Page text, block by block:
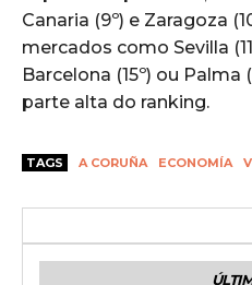
Canaria (9º) e Zaragoza
mercados como Sevilla
Barcelona (15º) ou
parte alta do ranking.
TAGS A CORUÑA ECONOMÍA